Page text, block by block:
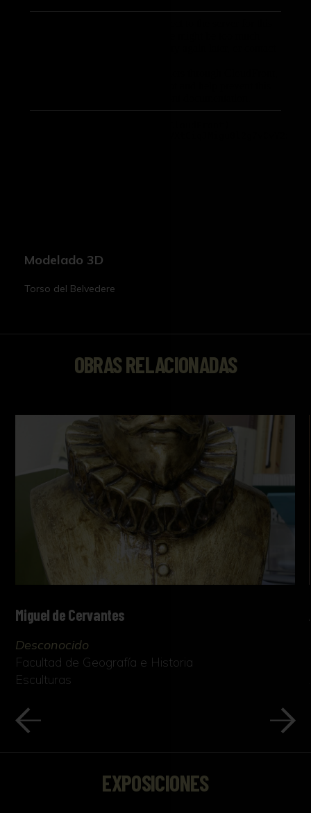
Modelado 3D
Torso del Belvedere
OBRAS RELACIONADAS
Miguel de Cervantes
Desconocido
Facultad de Geografía e Historia
Esculturas
EXPOSICIONES